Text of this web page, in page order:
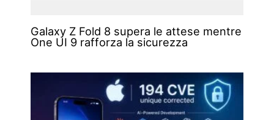
Galaxy Z Fold 8 supera le attese mentre
One UI 9 rafforza la sicurezza